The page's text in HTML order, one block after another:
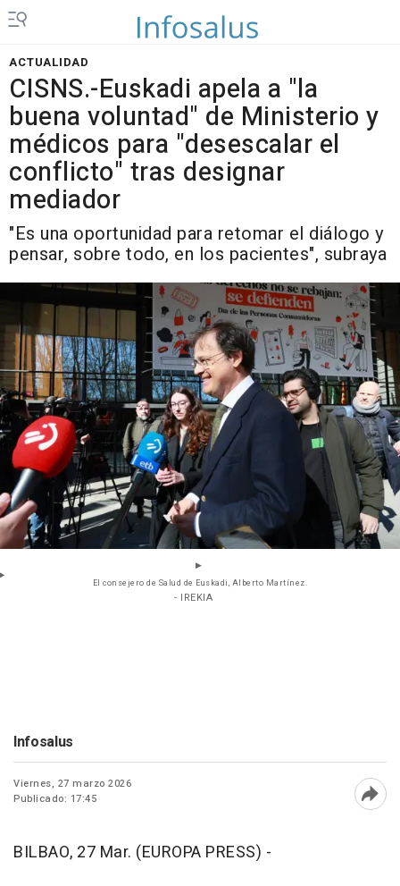
ACTUALIDAD
CISNS.-Euskadi apela a "la
buena voluntad" de Ministerio y
médicos para "desescalar el
conflicto" tras designar
mediador
"Es una oportunidad para retomar el diálogo y
pensar, sobre todo, en los pacientes", subraya
El consejero de Salud de Euskadi, Alberto Martínez.
- IREKIA
Infosalus
Viernes, 27 marzo 2026
Publicado: 17:45
BILBAO, 27 Mar. (EUROPA PRESS) -